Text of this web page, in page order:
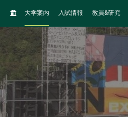
H
E
大学案内 入試情報 教員&研究